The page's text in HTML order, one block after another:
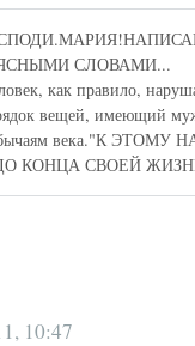
СЛОВАМИ...
как правило,
вещей, имеющий
обычаям века."К
КОНЦА СВОЕЙ
10:47